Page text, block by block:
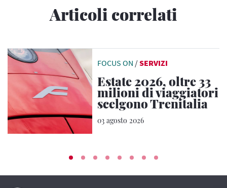
Articoli correlati
FOCUS ON /SERVIZI
Estate 2026, oltre 33
milioni di viaggiatori
scelgono Trenitalia
03 agosto 2026